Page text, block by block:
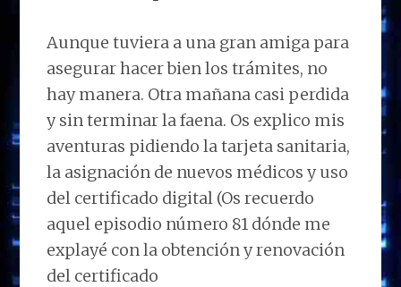
Aunque tuviera a una gran amiga para
asegurar hacer bien los trámites, no
hay manera. Otra mañana casi perdida
y sin terminar la faena. Os explico mis
aventuras pidiendo la tarjeta sanitaria,
la asignación de nuevos médicos y uso
del certificado digital (Os recuerdo
aquel episodio número 81 dónde me
explayé con la obtención y renovación
del certificado